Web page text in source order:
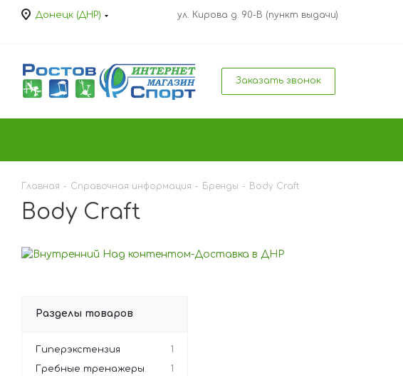
Донецк (ДНР) ул. Кирова д. 90-В (пункт выдачи)
Заказать звонок
Главная - Справочная информация - Бренды - Body Craft
Body Craft
Разделы товаров
Гиперэкстензия
1
Гребные тренажеры
1